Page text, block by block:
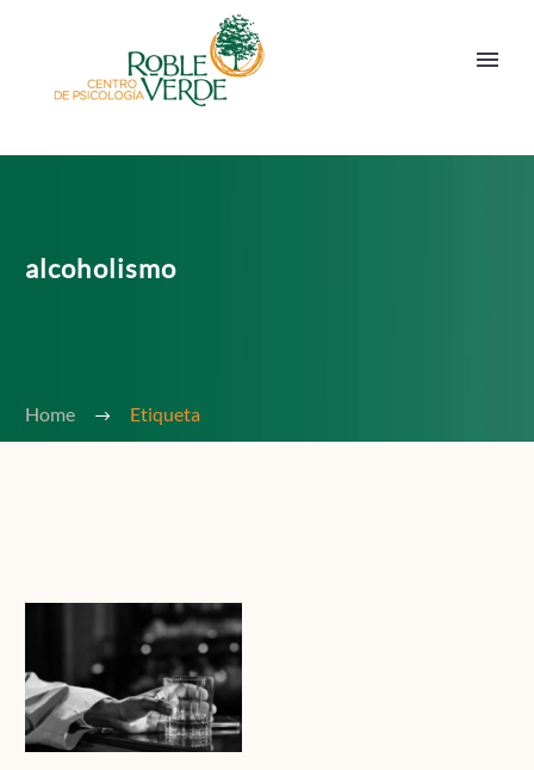
Localízanos
alcoholismo
Home Etiqueta
ALCOHOLISMO:
TIPOS,
SINTOMAS
Y
CLAVES